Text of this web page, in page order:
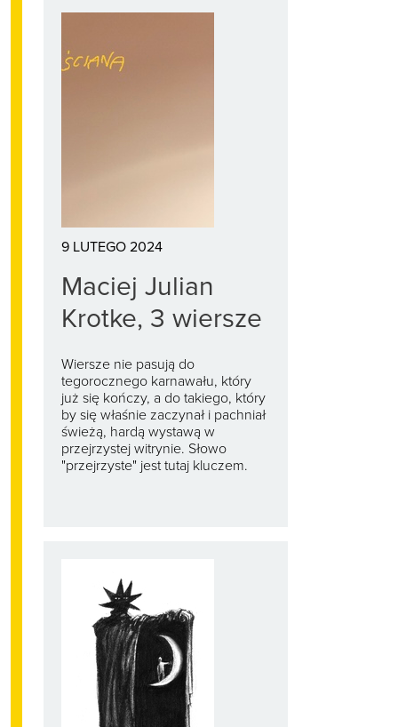
9 LUTEGO 2024
Maciej Julian
Krotke, 3 wiersze
Wiersze nie pasują do
tegorocznego karnawału, który
już się kończy, a do takiego, który
by się właśnie zaczynał i pachniał
świeżą, hardą wystawą w
przejrzystej witrynie. Słowo
"przejrzyste" jest tutaj kluczem.